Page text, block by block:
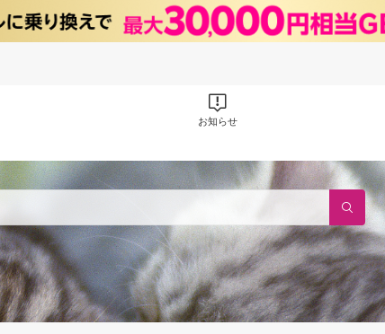
お知らせ